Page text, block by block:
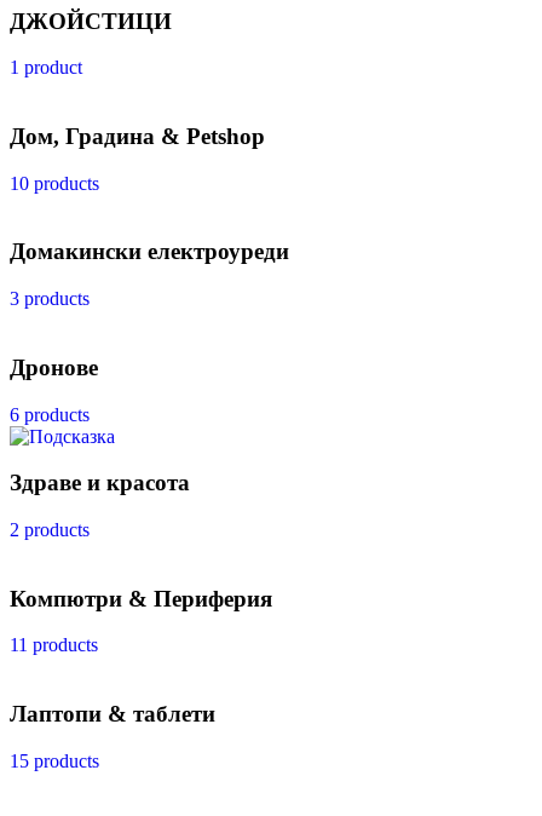
ДЖОЙСТИЦИ
1 product
Дом, Градина & Petshop
10 products
Домакински електроуреди
3 products
Дронове
6 products
Здраве и красота
2 products
Компютри & Периферия
11 products
Лаптопи & таблети
15 products